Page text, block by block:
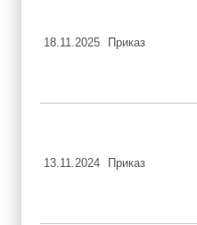
18.11.2025 Приказ
13.11.2024 Приказ